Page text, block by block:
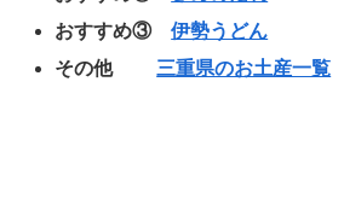
おすすめ③伊勢うどん
その他三重県のお土産一覧